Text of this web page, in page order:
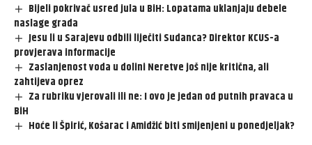
Bijeli pokrivač usred jula u BiH: Lopatama uklanjaju debele
naslage grada
Jesu li u Sarajevu odbili liječiti Sudanca? Direktor KCUS-a
provjerava informacije
Zaslanjenost voda u dolini Neretve još nije kritična, ali
zahtijeva oprez
Za rubriku vjerovali ili ne: I ovo je jedan od putnih pravaca u
BiH
Hoće li Špirić, Košarac i Amidžić biti smijenjeni u ponedjeljak?